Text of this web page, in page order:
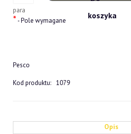
para
* - Pole wymagane
Pesco
Kod produktu: 1079
Opis